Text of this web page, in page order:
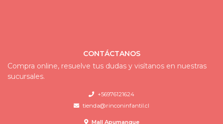
CONTÁCTANOS
Compra online, resuelve tus dudas y visítanos en nuestras
sucursales.
+56976121624
tienda@rinconinfantil.cl
Mall Apumanque